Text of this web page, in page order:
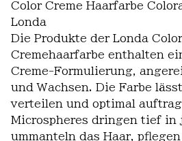
Color Creme Haarfarbe
Londa
Die Produkte der Londa
Cremehaarfarbe enthalten
Creme-Formulierung,
und Wachsen. Die Farbe
verteilen und optimal
Microspheres dringen tief in
ummanteln das Haar,